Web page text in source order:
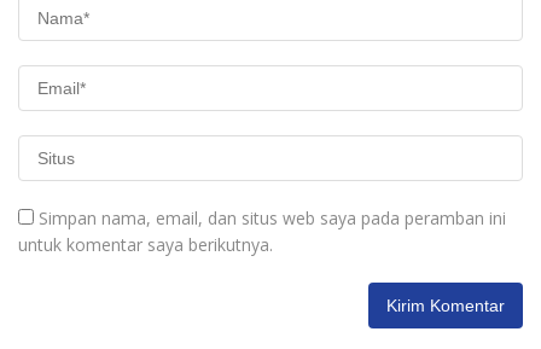
Simpan nama, email, dan situs web saya pada peramban ini
untuk komentar saya berikutnya.